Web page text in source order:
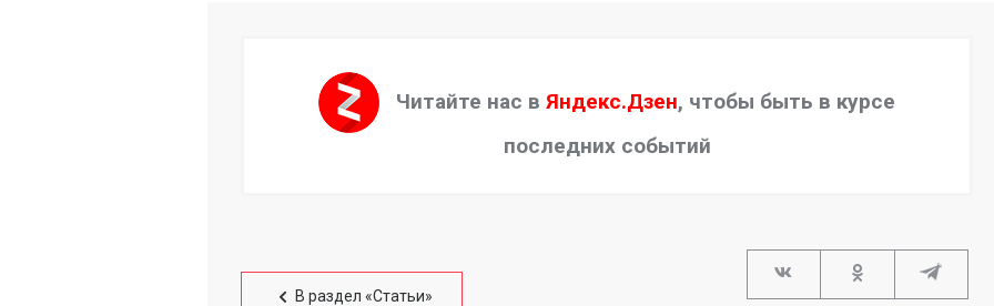
Читайте нас в Яндекс.Дзен, чтобы быть в курсе
последних событий
В раздел «Статьи»